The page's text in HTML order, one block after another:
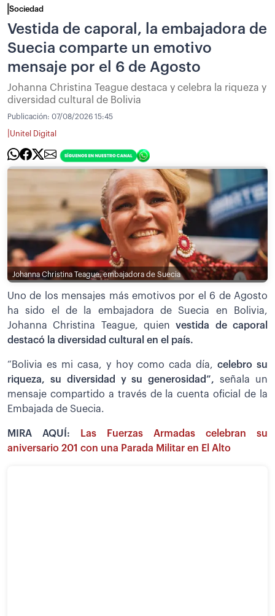
Sociedad
Vestida de caporal, la embajadora de
Suecia comparte un emotivo
mensaje por el 6 de Agosto
Johanna Christina Teague destaca y celebra la riqueza y
diversidad cultural de Bolivia
Publicación: 07/08/2026 15:45
Unitel Digital
Johanna Christina Teague, embajadora de Suecia
Uno de los mensajes más emotivos por el 6 de Agosto
ha sido el de la embajadora de Suecia en Bolivia,
Johanna Christina Teague, quienvestida de caporal
destacó la diversidad cultural en el país.
“Bolivia es mi casa, y hoy como cada día, celebro su
riqueza, su diversidad y su generosidad”,señala un
mensaje compartido a través de la cuenta oficial de la
Embajada de Suecia.
MIRA AQUÍ:
Las Fuerzas Armadas celebran su
aniversario 201 con una Parada Militar en El Alto